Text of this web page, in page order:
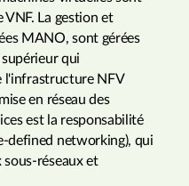
La gestion et
MANO, sont gérées
qui
l'infrastructure NFV
en réseau des
est la responsabilité
defined networking), qui
réseaux et